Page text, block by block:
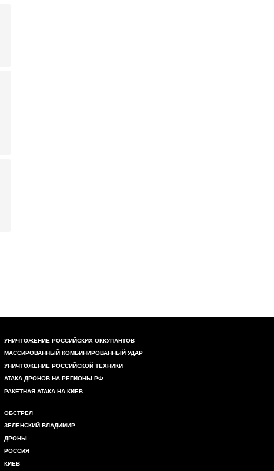
УНИЧТОЖЕНИЕ РОССИЙСКИХ ОККУПАНТОВ
МАССИРОВАННЫЙ КОМБИНИРОВАННЫЙ УДАР
УНИЧТОЖЕНИЕ РОССИЙСКОЙ ТЕХНИКИ
АТАКА ДРОНОВ НА РЕГИОНЫ РФ
РАКЕТНАЯ АТАКА НА КИЕВ
ОБСТРЕЛ
ЗЕЛЕНСКИЙ ВЛАДИМИР
ДРОНЫ
РОССИЯ
КИЕВ